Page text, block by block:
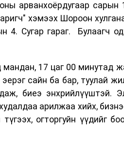
арванхоёрдугаар сарын
хэмээх Шороон
4. Сугар гараг. Булаагч
17 цаг 00 минутад
сайн ба бар, туулай
биеэ энхрийлүүштэй.
арилжаа хийх,
огторгуйн үүдийг